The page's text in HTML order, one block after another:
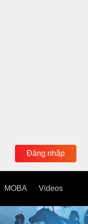
Đăng nhập
MOBA Videos